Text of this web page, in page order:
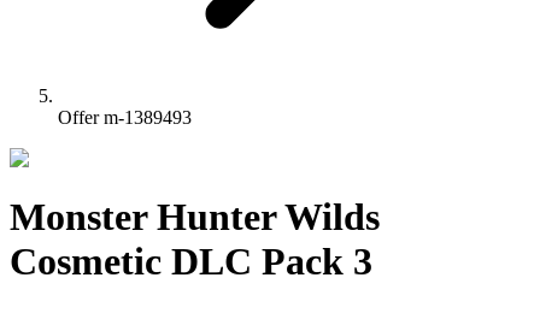
Offer m-1389493
Monster Hunter Wilds
Cosmetic DLC Pack 3